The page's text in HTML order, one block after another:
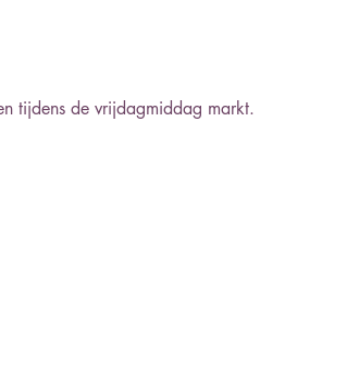
tijdens de vrijdagmiddag markt.